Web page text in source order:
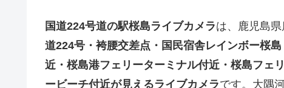
国道224号道の駅桜島ライブカメラは、鹿児島
道224号・袴腰交差点・国民宿舎レインボー桜
近・桜島港フェリーターミナル付近・桜島フェ
ービーチ付近が見えるライブカメラです。大隅